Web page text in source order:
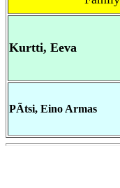
Kurtti, Eeva
PÃtsi, Eino Armas